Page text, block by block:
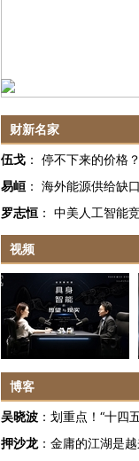
财新名家
伍戈 ： 停不下来的价格？
易峘 ： 海外能源供给缺
罗志恒 ： 中美人工智能
视频
博客
吴晓波 ： 划重点！“十四
押沙龙 ： 金庸的江湖是